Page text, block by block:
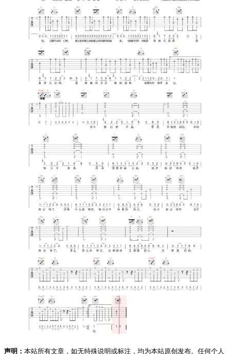
声明： 本站所有文章，如无特殊说明或标注，均为本站原创发布。任何个人